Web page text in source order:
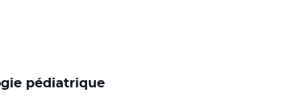
pédiatrique